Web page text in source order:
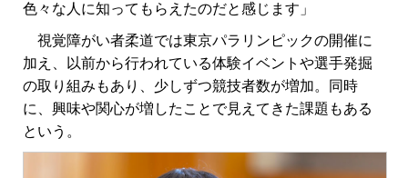
色々な人に知ってもらえたのだと感じます」
視覚障がい者柔道では東京パラリンピックの開催に
加え、以前から行われている体験イベントや選手発掘
の取り組みもあり、少しずつ競技者数が増加。同時
に、興味や関心が増したことで見えてきた課題もある
という。